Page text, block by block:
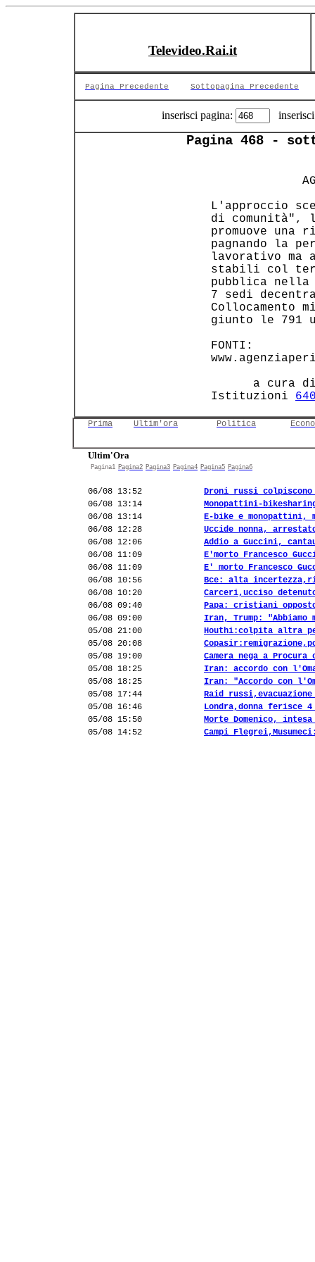
Televideo.Rai.it
Pagina Precedente Sottopagina Precedente
inserisci pagina:
Pagina 468 -
L'approccio
di
promuove una
pagnando la
lavorativo ma
stabili col
pubblica nella
7 sedi
Collocamento
giunto
a cura
Istituzioni
Prima Ultim'ora Politica
Ultim'Ora
Pagina1 Pagina2 Pagina3 Pagina4 Pagina5 Pagina6
06/08 13:52
Droni russi colpiscono
06/08 13:14
Monopattini-
06/08 13:14
E-bike e monopattini,
06/08 12:28
Uccide nonna,
06/08 12:06
Addio a Guccini,
06/08 11:09
E'morto Francesco
06/08 11:09
E' morto Francesco
06/08 10:56
Bce: alta
06/08 10:20
Carceri,ucciso
06/08 09:40
Papa: cristiani
06/08 09:00
Iran, Trump: "Abbiamo
05/08 21:00
Houthi:colpita altra
05/08 20:08
05/08 19:00
Camera nega a
05/08 18:25
Iran: accordo con
05/08 18:25
Iran: "Accordo con
05/08 17:44
Raid
05/08 16:46
Londra,donna ferisce
05/08 15:50
Morte Domenico,
05/08 14:52
Campi